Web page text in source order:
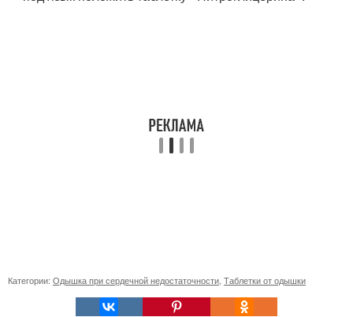
Категории: Одышка при сердечной недостаточности Таблетки от одышки